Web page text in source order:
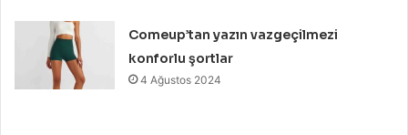
Comeup’tan yazın vazgeçilmezi
konforlu şortlar
4 Ağustos 2024